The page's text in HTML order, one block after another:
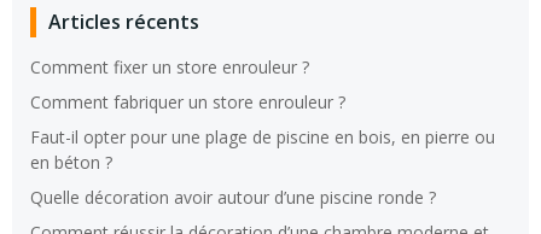
Articles récents
Comment fixer un store enrouleur ?
Comment fabriquer un store enrouleur ?
Faut-il opter pour une plage de piscine en bois, en pierre ou
en béton ?
Quelle décoration avoir autour d’une piscine ronde ?